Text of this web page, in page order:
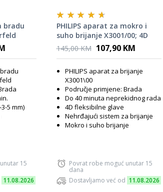
bradu
5 mm)
15
11.08.2026
PHILIPS aparat za mokro i
suho brijanje X3001/00; 4D
145,00 KM 107,90 KM
PHILIPS aparat za brijanje
X3001\00
Područje primjene: Brada
Do 40 minuta neprekidnog rada
4D fleksibilne glave
Nehrđajući sistem za brijanje
Mokro i suho brijanje
Povrat robe moguć unutar 15
dana
Dostavljamo već od 11.08.2026